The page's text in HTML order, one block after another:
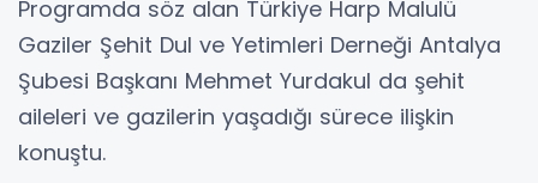
Programda söz alan Türkiye Harp Malulü
Gaziler Şehit Dul ve Yetimleri Derneği Antalya
Şubesi Başkanı Mehmet Yurdakul da şehit
aileleri ve gazilerin yaşadığı sürece ilişkin
konuştu.